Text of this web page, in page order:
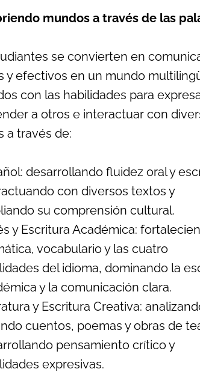
mundos a través de las
se convierten en
y efectivos en un mundo
con las habilidades para
a otros e interactuar con
a través de:
desarrollando fluidez oral y
con diversos textos y
su comprensión cultural.
y Escritura Académica:
vocabulario y las cuatro
del idioma, dominando la
y la comunicación clara.
y Escritura Creativa:
cuentos, poemas y obras de
pensamiento crítico y
expresivas.